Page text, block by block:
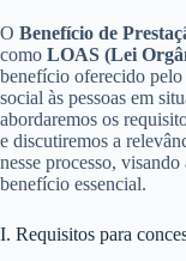
O Benefício de
como LOAS (Lei
benefício oferecido
social às pessoas em
abordaremos os
e discutiremos a
nesse processo, visando
benefício essencial.
I. Requisitos para